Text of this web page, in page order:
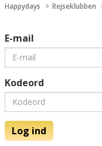
Happydays Rejseklubben
E-mail
Kodeord
Log ind